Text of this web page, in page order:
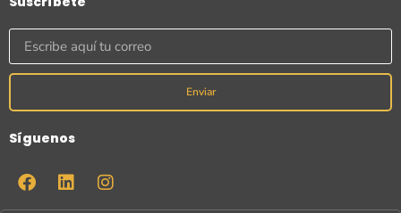
Enviar
Síguenos